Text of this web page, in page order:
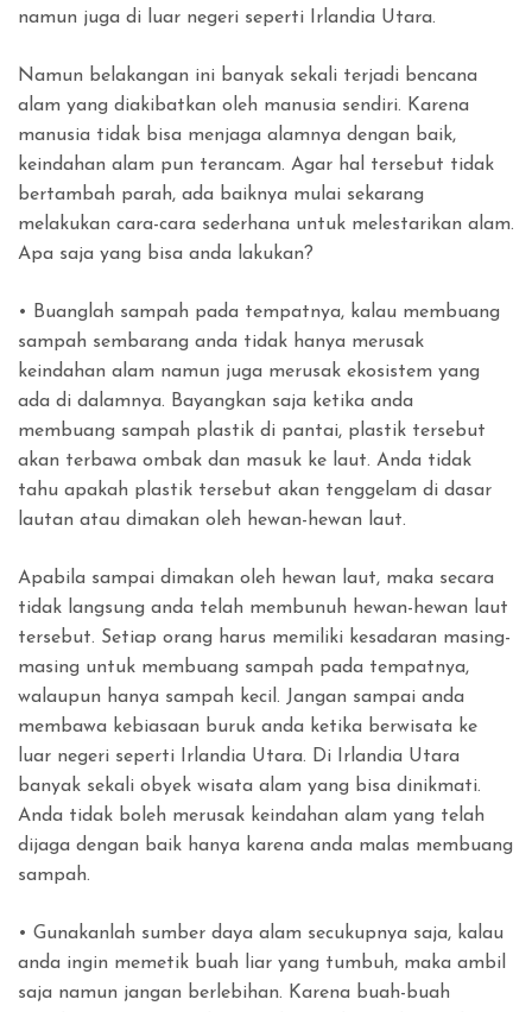
namun juga di luar negeri seperti Irlandia Utara.
Namun belakangan ini banyak sekali terjadi bencana
alam yang diakibatkan oleh manusia sendiri. Karena
manusia tidak bisa menjaga alamnya dengan baik,
keindahan alam pun terancam. Agar hal tersebut tidak
bertambah parah, ada baiknya mulai sekarang
melakukan cara-cara sederhana untuk melestarikan alam.
Apa saja yang bisa anda lakukan?
• Buanglah sampah pada tempatnya, kalau membuang
sampah sembarang anda tidak hanya merusak
keindahan alam namun juga merusak ekosistem yang
ada di dalamnya. Bayangkan saja ketika anda
membuang sampah plastik di pantai, plastik tersebut
akan terbawa ombak dan masuk ke laut. Anda tidak
tahu apakah plastik tersebut akan tenggelam di dasar
lautan atau dimakan oleh hewan-hewan laut.
Apabila sampai dimakan oleh hewan laut, maka secara
tidak langsung anda telah membunuh hewan-hewan laut
tersebut. Setiap orang harus memiliki kesadaran masing-
masing untuk membuang sampah pada tempatnya,
walaupun hanya sampah kecil. Jangan sampai anda
membawa kebiasaan buruk anda ketika berwisata ke
luar negeri seperti Irlandia Utara. Di Irlandia Utara
banyak sekali obyek wisata alam yang bisa dinikmati.
Anda tidak boleh merusak keindahan alam yang telah
dijaga dengan baik hanya karena anda malas membuang
sampah.
• Gunakanlah sumber daya alam secukupnya saja, kalau
anda ingin memetik buah liar yang tumbuh, maka ambil
saja namun jangan berlebihan. Karena buah-buah